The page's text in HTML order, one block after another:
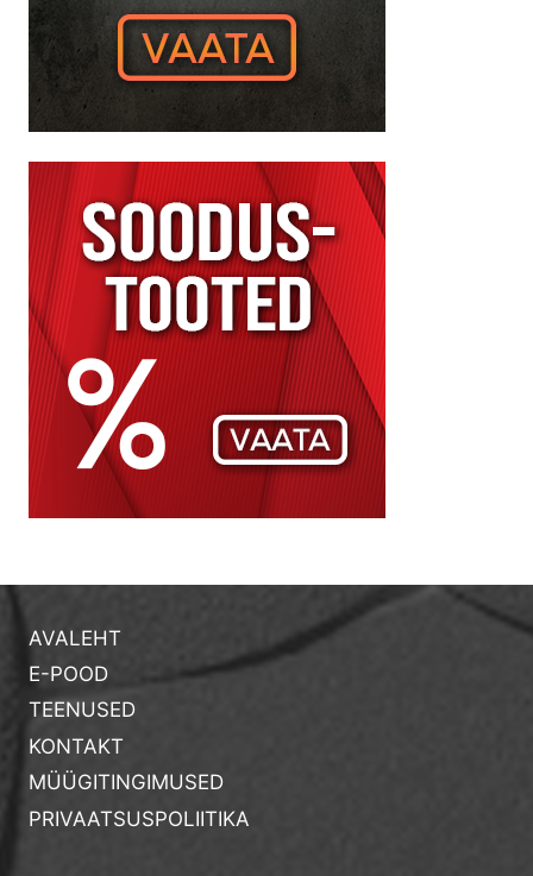
AVALEHT
E-POOD
TEENUSED
KONTAKT
MÜÜGITINGIMUSED
PRIVAATSUSPOLIITIKA